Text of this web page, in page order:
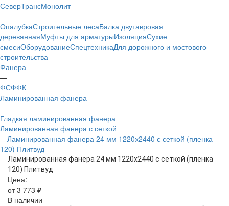
СеверТрансМонолит
—
ОпалубкаСтроительные лесаБалка двутавровая
деревяннаяМуфты для арматурыИзоляцияСухие
смесиОборудованиеСпецтехникаДля дорожного и мостового
строительства
Фанера
—
ФСФФК
Ламинированная фанера
—
Гладкая ламинированная фанера
Ламинированная фанера с сеткой
—Ламинированная фанера 24 мм 1220х2440 с сеткой (пленка
120) Плитвуд
Ламинированная фанера 24 мм 1220х2440 с сеткой (пленка
120) Плитвуд
Цена:
от 3 773 ₽
В наличии